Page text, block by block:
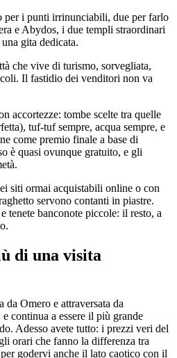
per i punti irrinunciabili, due per farlo
e Abydos, i due templi straordinari
gita dedicata.
che vive di turismo, sorvegliata,
Il fastidio dei venditori non va
accortezze: tombe scelte tra quelle
tuf-tuf sempre, acqua sempre, e
come premio finale a base di
è quasi ovunque gratuito, e gli
siti ormai acquistabili online o con
servono contanti in piastre.
tenete banconote piccole: il resto, a
di una visita
da Omero e attraversata da
continua a essere il più grande
Adesso avete tutto: i prezzi veri del
orari che fanno la differenza tra
godervi anche il lato caotico con il